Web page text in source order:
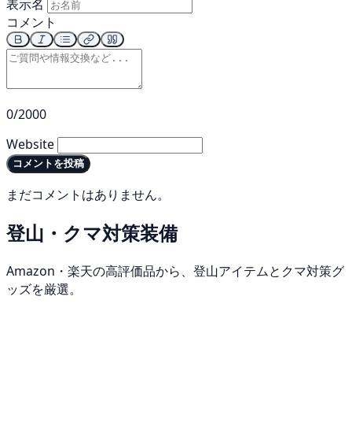
表示名
コメント
0/2000
Website
コメントを投稿
まだコメントはありません。
登山・クマ対策装備
Amazon・楽天の高評価品から、登山アイテムとクマ対策グ
ッズを厳選。